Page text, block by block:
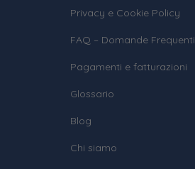
Privacy e Cookie Policy
FAQ – Domande Frequenti
Pagamenti e fatturazioni
Glossario
Blog
Chi siamo